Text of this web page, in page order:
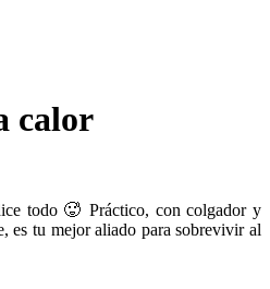
calor
todo 🥵 Práctico, con colgador y
es tu mejor aliado para sobrevivir al